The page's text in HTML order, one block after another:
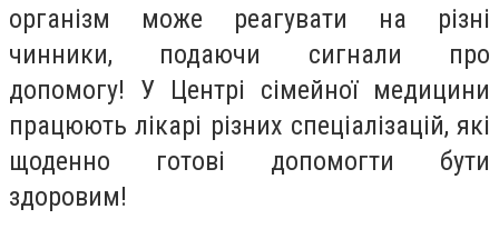
організм може реагувати на різні
чинники, подаючи сигнали про
допомогу! У Центрі сімейної медицини
працюють лікарі різних спеціалізацій, які
щоденно готові допомогти бути
здоровим!